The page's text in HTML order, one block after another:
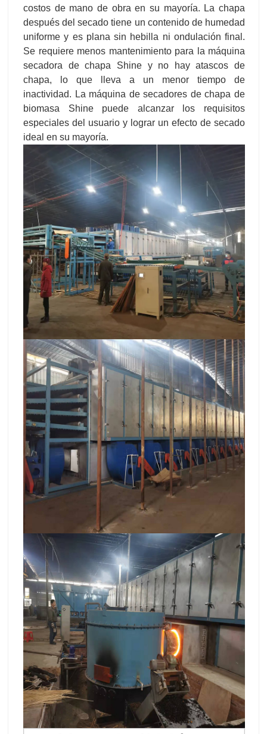
costos de mano de obra en su mayoría. La chapa
después del secado tiene un contenido de humedad
uniforme y es plana sin hebilla ni ondulación final.
Se requiere menos mantenimiento para la máquina
secadora de chapa Shine y no hay atascos de
chapa, lo que lleva a un menor tiempo de
inactividad. La máquina de secadores de chapa de
biomasa Shine puede alcanzar los requisitos
especiales del usuario y lograr un efecto de secado
ideal en su mayoría.